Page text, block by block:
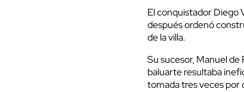
El conquistador Diego
después ordenó
de la villa.
Su sucesor, Manuel de
baluarte resultaba
tomada tres veces por